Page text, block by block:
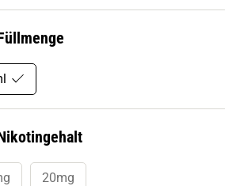
20mg